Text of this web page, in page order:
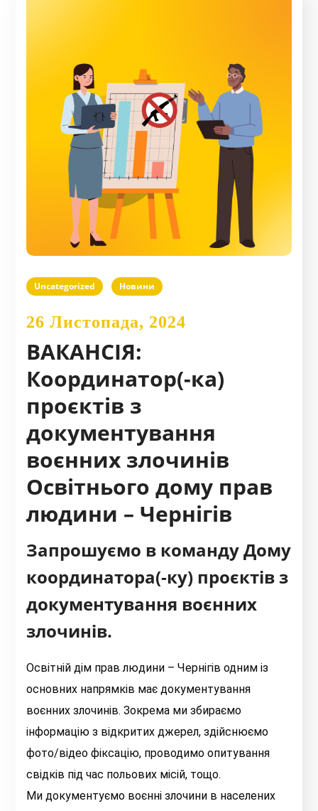
Uncategorized Новини
26 Листопада, 2024
ВАКАНСІЯ:
Координатор(-ка)
проєктів з
документування
воєнних злочинів
Освітнього дому прав
людини – Чернігів
Запрошуємо в команду Дому
координатора(-ку) проєктів з
документування воєнних
злочинів.
Освітній дім прав людини – Чернігів одним із
основних напрямків має документування
воєнних злочинів. Зокрема ми збираємо
інформацію з відкритих джерел, здійснюємо
фото/відео фіксацію, проводимо опитування
свідків під час польових місій, тощо.
Ми документуємо воєнні злочини в населених